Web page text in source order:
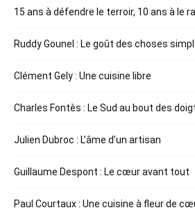
15 ans à défendre le terroir, 10 ans à le
Ruddy Gounel : Le goût des choses
Clément Gely : Une cuisine libre
Charles Fontès : Le Sud au bout des
Julien Dubroc : L’âme d’un artisan
Guillaume Despont : Le cœur avant tout
Paul Courtaux : Une cuisine à fleur de